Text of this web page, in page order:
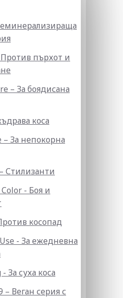
пърхот и
– За боядисана
коса
За непокорна
Стилизанти
- Боя и
косопад
- За ежедневна
За суха коса
– Веган серия с